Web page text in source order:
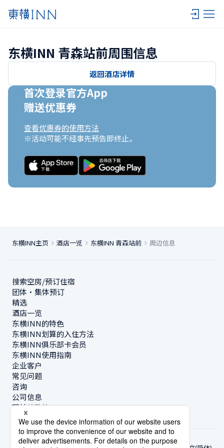
东横INN 青森站前周围信息
返回酒店详情
首次登录官方App
赠送优惠券
查看优惠券的使用方法
※活动可能不经事先预告即终止。
东横INN主页 酒店一览 东横INN 青森站前 周边信息
搜索空房/预订住宿
团体・集体预订
精选
酒店一览
东横INN的特色
东横INN划算的入住方法
东横INN俱乐部卡会员
东横INN使用指南
企业客户
常见问题
咨询
公司信息
可持续政策